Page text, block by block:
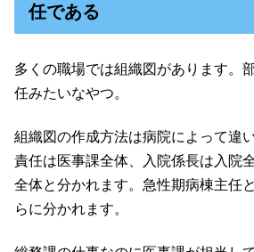
任である
多くの職場では組織図があります。
任みたいなやつ。
組織図の作成方法は病院によって違
責任は医事課全体、入院係長は入院
全体と分かれます。急性期病棟主任
らに分かれます。